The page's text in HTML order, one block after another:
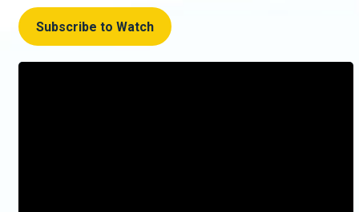
Subscribe to Watch